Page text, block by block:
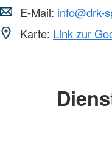
E-Mail: info@drk-
Karte: Link zur